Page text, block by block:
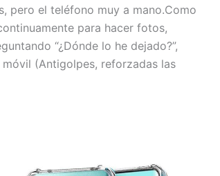
pero el teléfono muy a mano.Como
para hacer fotos,
“¿Dónde lo he dejado?”,
móvil (Antigolpes, reforzadas las